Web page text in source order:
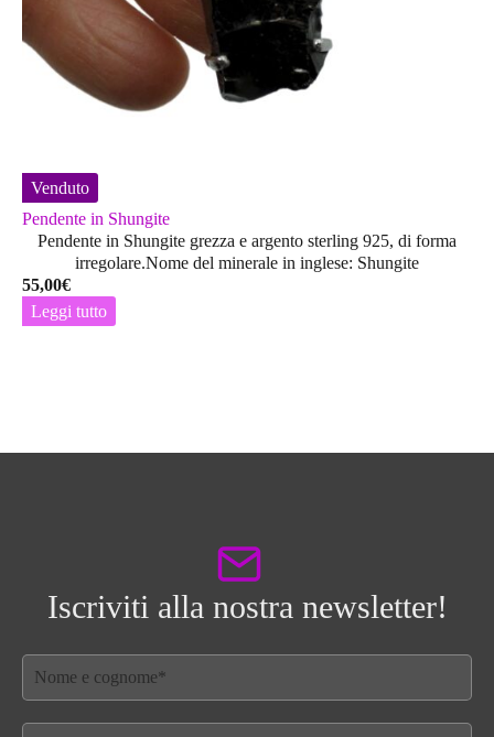
Venduto
Pendente in Shungite
Pendente in Shungite grezza e argento sterling 925, di forma
irregolare.Nome del minerale in inglese: Shungite
55,00€
Leggi tutto
Iscriviti alla nostra newsletter!